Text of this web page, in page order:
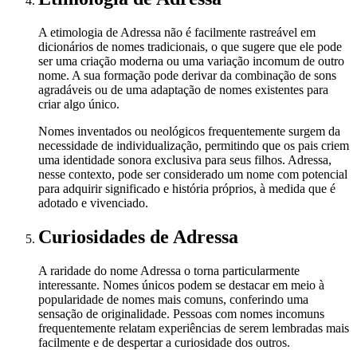
A etimologia de Adressa não é facilmente rastreável em
dicionários de nomes tradicionais, o que sugere que ele pode
ser uma criação moderna ou uma variação incomum de outro
nome. A sua formação pode derivar da combinação de sons
agradáveis ou de uma adaptação de nomes existentes para
criar algo único.
Nomes inventados ou neológicos frequentemente surgem da
necessidade de individualização, permitindo que os pais criem
uma identidade sonora exclusiva para seus filhos. Adressa,
nesse contexto, pode ser considerado um nome com potencial
para adquirir significado e história próprios, à medida que é
adotado e vivenciado.
Curiosidades de Adressa
A raridade do nome Adressa o torna particularmente
interessante. Nomes únicos podem se destacar em meio à
popularidade de nomes mais comuns, conferindo uma
sensação de originalidade. Pessoas com nomes incomuns
frequentemente relatam experiências de serem lembradas mais
facilmente e de despertar a curiosidade dos outros.